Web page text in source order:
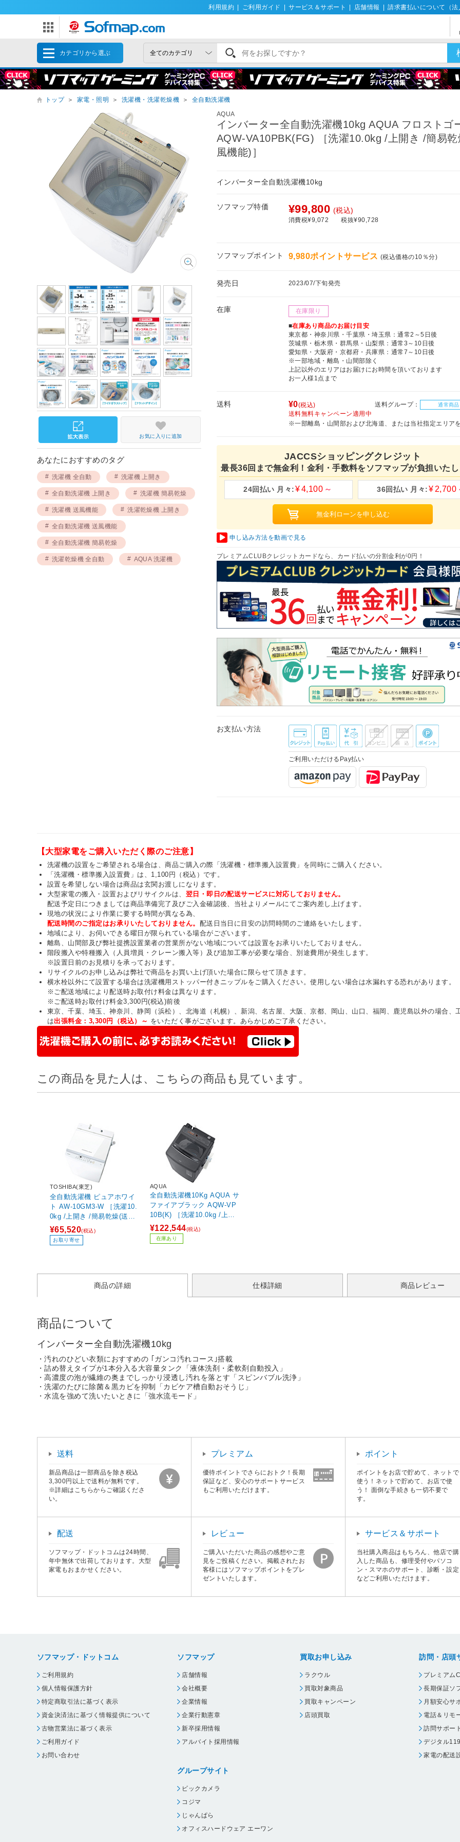
利用規約 ご利用ガイド サービス＆サポート 店舗情報 請求書払いについて（法
カテゴリから選ぶ
トップ ＞ 家電・照明 ＞ 洗濯機・洗濯乾燥機 ＞
全自動洗濯機
AQUA
インバーター全自動洗濯機10kg AQUA フロストゴ
AQW-VA10PBK(FG) ［洗濯10.0kg /上開き /簡易
風機能)］
インバーター全自動洗濯機10kg
ソフマップ特価 ¥99,800 (税込)
消費税¥9,072 税抜¥90,728
ソフマップポイント 9,980ポイントサービス (税込価格の10％分)
発売日 2023/07/下旬発売
在庫 在庫限り
■在庫あり商品のお届け目安
東京都・神奈川県・千葉県・埼玉県：通常2～5日後
茨城県・栃木県・群馬県・山梨県：通常3～10日後
愛知県・大阪府・京都府・兵庫県：通常7～10日後
※一部地域・離島・山間部除く
上記以外のエリアはお届けにお時間を頂いております
お一人様1点まで
送料 ¥0(税込) 送料グループ： 通常商品
送料無料キャンペーン適用中
※一部離島・山間部および北海道、または当社指定エリア
JACCSショッピングクレジット
最長36回まで無金利！金利・手数料をソフマップが負担いた
4,100 2,700
申し込み方法を動画で見る
プレミアムCLUBクレジットカードなら、カード払いの分割金利が0円！
お支払い方法
ご利用いただけるPay払い
お気に入りに追加
あなたにおすすめのタグ
洗濯機 全自動 洗濯機 上開き
全自動洗濯機 上開き 洗濯機 簡易乾燥
洗濯機 送風機能 洗濯乾燥機 上開き
全自動洗濯機 送風機能
全自動洗濯機 簡易乾燥
洗濯乾燥機 全自動 AQUA 洗濯機
【大型家電をご購入いただく際のご注意】
洗濯機の設置をご希望される場合は、商品ご購入の際「洗濯機・標準搬入設置費」を同時にご購入ください。
「洗濯機・標準搬入設置費」は、1,100円（税込）です。
設置を希望しない場合は商品は玄関お渡しになります。
大型家電の搬入・設置およびリサイクルは、 翌日・即日の配送サービスに対応しておりません。
配送予定日につきましては商品準備完了及びご入金確認後、当社よりメールにてご案内差し上げます。
現地の状況により作業に要する時間が異なる為、
配送時間のご指定はお承りいたしておりません。 配送日当日に目安の訪問時間のご連絡をいたします。
地域により、お伺いできる曜日が限られている場合がございます。
離島、山間部及び弊社提携設置業者の営業所がない地域については設置をお承りいたしておりません。
階段搬入や特種搬入（人員増員・クレーン搬入等）及び追加工事が必要な場合、別途費用が発生します。
※設置日前のお見積りを承っております。
リサイクルのお申し込みは弊社で商品をお買い上げ頂いた場合に限らせて頂きます。
横水栓以外にて設置する場合は洗濯機用ストッパー付きニップルをご購入ください。使用しない場合は水漏れする恐れがあります。
※ご配送地域により配送時お取付け料金は異なります。
※ご配送時お取付け料金3,300円(税込)前後
東京、千葉、埼玉、神奈川、静岡（浜松）、北海道（札幌）、新潟、名古屋、大阪、京都、岡山、山口、福岡、鹿児島以外の場合
は出張料金：3,300円（税込）～ をいただく事がございます。あらかじめご了承ください。
この商品を見た人は、こちらの商品も見ています。
TOSHIBA(東芝)
全自動洗濯機 ピュアホワイ
ト AW-10GM3-W ［洗濯10.
0kg /上開き /簡易乾燥(送風
機能)］
¥65,520(税込)
お取り寄せ
AQUA
全自動洗濯機10Kg AQUA サ
ファイアブラック AQW-VP
10B(K) ［洗濯10.0kg /上開
き /簡易乾燥(送風機能)］
【買い替え3000pt】
¥122,544(税込)
在庫あり
商品の詳細 仕様詳細 商品レビュー
商品について
インバーター全自動洗濯機10kg
・汚れのひどい衣類におすすめの ｢ガンコ汚れコース｣搭載
・詰め替えタイプが1本分入る大容量タンク「液体洗剤・柔軟剤自動投入」
・高濃度の泡が繊維の奥までしっかり浸透し汚れを落とす「スピンバブル洗浄」
・洗濯のたびに除菌＆黒カビを抑制「カビケア槽自動おそうじ」
・水流を強めて洗いたいときに「強水流モード」
送料
新品商品は一部商品を除き税込
3,300円以上で送料が無料です。
※詳細はこちらからご確認くださ
い。
プレミアム
優待ポイントでさらにおトク！長期
保証など、安心のサポートサービス
もご利用いただけます。
ポイント
ポイントをお店で貯めて、ネットで
使う！ネットで貯めて、お店で使
う！ 面倒な手続きも一切不要で
す。
配送
ソフマップ・ドットコムは24時間、
年中無休で出荷しております。大型
家電もおまかせください。
レビュー
ご購入いただいた商品の感想やご意
見をご投稿ください。掲載されたお
客様にはソフマップポイントをプレ
ゼントいたします。
サービス＆サポート
当社購入商品はもちろん、他店で購
入した商品も、修理受付やパソコ
ン・スマホのサポート、診断・設定
などご利用いただけます。
ソフマップ・ドットコム
ご利用規約
個人情報保護方針
特定商取引法に基づく表示
資金決済法に基づく情報提供について
古物営業法に基づく表示
ご利用ガイド
お問い合わせ
ソフマップ
店舗情報
会社概要
企業情報
企業行動憲章
新卒採用情報
アルバイト採用情報
グループサイト
ビックカメラ
コジマ
じゃんぱら
オフィスハードウェア エーワン
買取お申し込み
ラクウル
買取対象商品
買取キャンペーン
店頭買取
訪問・店頭
プレミアム
長期保証ソ
月額安心サ
電話＆リモ
訪問サポー
デジタル
家電の配送